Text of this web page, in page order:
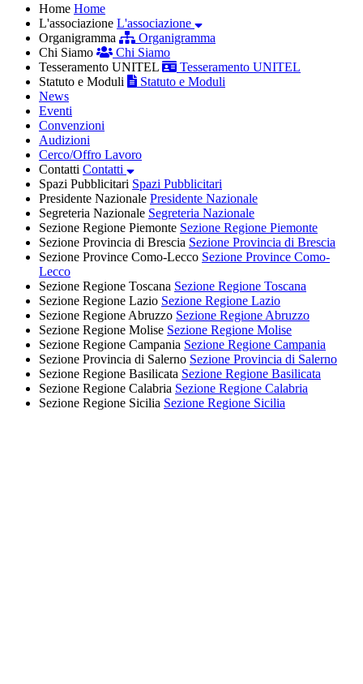
Home Home
L'associazione L'associazione
Organigramma
Organigramma
Chi Siamo
Chi Siamo
Tesseramento UNITEL
Tesseramento UNITEL
Statuto e Moduli
Statuto e Moduli
News
Eventi
Convenzioni
Audizioni
Cerco/Offro Lavoro
Contatti Contatti
Spazi Pubblicitari Spazi Pubblicitari
Presidente Nazionale Presidente Nazionale
Segreteria Nazionale Segreteria Nazionale
Sezione Regione Piemonte Sezione Regione Piemonte
Sezione Provincia di Brescia Sezione Provincia di Brescia
Sezione Province Como-Lecco Sezione Province Como-
Lecco
Sezione Regione Toscana Sezione Regione Toscana
Sezione Regione Lazio Sezione Regione Lazio
Sezione Regione Abruzzo Sezione Regione Abruzzo
Sezione Regione Molise Sezione Regione Molise
Sezione Regione Campania Sezione Regione Campania
Sezione Provincia di Salerno Sezione Provincia di Salerno
Sezione Regione Basilicata Sezione Regione Basilicata
Sezione Regione Calabria Sezione Regione Calabria
Sezione Regione Sicilia Sezione Regione Sicilia